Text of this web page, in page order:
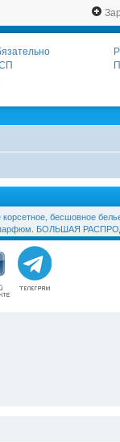
корсетное, бесшовное
БОЛЬШАЯ